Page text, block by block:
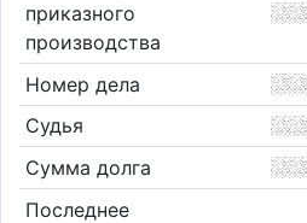
приказного
производства
Номер дела
Судья
Сумма долга
Последнее